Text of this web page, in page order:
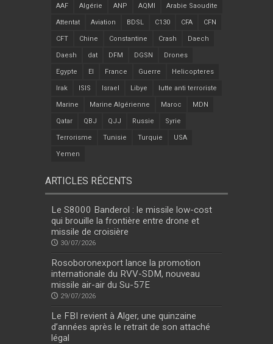
AAF Algérie ANP AQMI Arabie Saoudite
Attentat Aviation BDSL C130 CFA CFN
CFT Chine Constantine Crash Daech
Daesh dat DFM DGSN Drones
Egypte EI France Guerre Helicopteres
Irak ISIS Israel Libye lutte anti terroriste
Marine Marine Algérienne Maroc MDN
Qatar QBJ QJJ Russie Syrie
Terrorisme Tunisie Turquie USA
Yemen
ARTICLES RÉCENTS
Le S8000 Banderol : le missile low-cost
qui brouille la frontière entre drone et
missile de croisière
30/07/2026
Rosoboronexport lance la promotion
internationale du RVV-SDM, nouveau
missile air-air du Su-57E
29/07/2026
Le FBI revient à Alger, une quinzaine
d’années après le retrait de son attaché
légal